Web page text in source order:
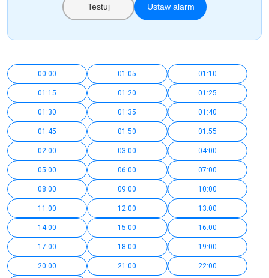
Testuj Ustaw alarm
00:00 01:05 01:10
01:15 01:20 01:25
01:30 01:35 01:40
01:45 01:50 01:55
02:00 03:00 04:00
05:00 06:00 07:00
08:00 09:00 10:00
11:00 12:00 13:00
14:00 15:00 16:00
17:00 18:00 19:00
20:00 21:00 22:00